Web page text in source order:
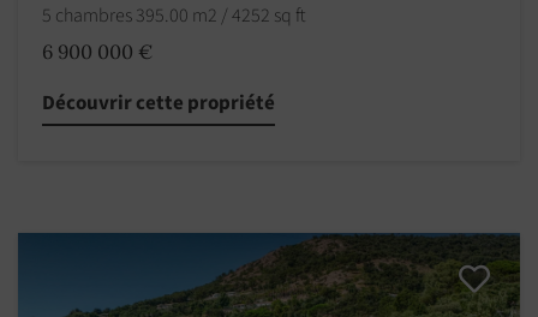
5 chambres 395.00 m2 / 4252 sq ft
6 900 000 €
Découvrir cette propriété